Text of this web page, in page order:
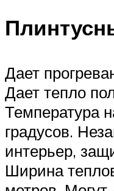
Дает
Дает тепло
Температура
градусов.
интерьер,
Ширина